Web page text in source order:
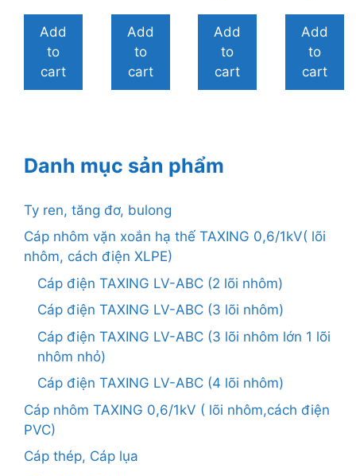
5
Add
to
cart
5
Add
to
cart
à
Add
to
cart
à
Add
to
cart
Danh mục sản phẩm
Ty ren, tăng đơ, bulong
Cáp nhôm vặn xoắn hạ thế TAXING 0,6/1kV( lõi
nhôm, cách điện XLPE)
Cáp điện TAXING LV-ABC (2 lõi nhôm)
Cáp điện TAXING LV-ABC (3 lõi nhôm)
Cáp điện TAXING LV-ABC (3 lõi nhôm lớn 1 lõi
nhôm nhỏ)
Cáp điện TAXING LV-ABC (4 lõi nhôm)
Cáp nhôm TAXING 0,6/1kV ( lõi nhôm,cách điện
PVC)
Cáp thép, Cáp lụa